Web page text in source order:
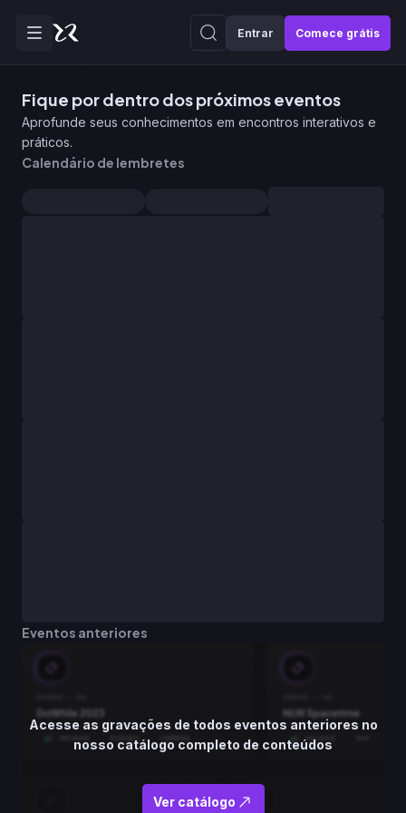
Entrar Comece grátis
Fique por dentro dos próximos eventos
Aprofunde seus conhecimentos em encontros interativos e
práticos.
Calendário de lembretes
Eventos anteriores
Acesse as gravações de todos eventos anteriores no
nosso catálogo completo de conteúdos
Ver catálogo